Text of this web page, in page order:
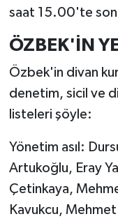
saat 15.00'te
ÖZBEK'İN
Özbek'in divan
denetim, sicil ve
listeleri şöyle:
Yönetim asıl:
Artukoğlu, Eray
Çetinkaya,
Kavukcu,